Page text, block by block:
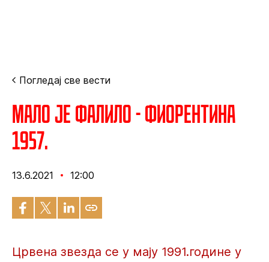
Погледај све вести
Мало је фалило - Фиорентина
1957.
13.6.2021 12:00
Црвена звезда се у мају 1991.године у